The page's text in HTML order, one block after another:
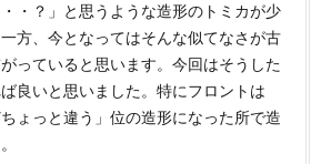
・・？」と思うような造形のトミカが少
方、今となってはそんな似てなさが古
っていると思います。今回はそうした
ば良いと思いました。特にフロントは
ちょっと違う」位の造形になった所で造